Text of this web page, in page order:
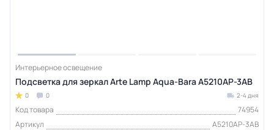
Интерьерное освещение
Подсветка для зеркал Arte Lamp Aqua-Bara A5210AP-3AB
0 0 2-4 дня
Код товара
74954
Артикул
A5210AP-3AB